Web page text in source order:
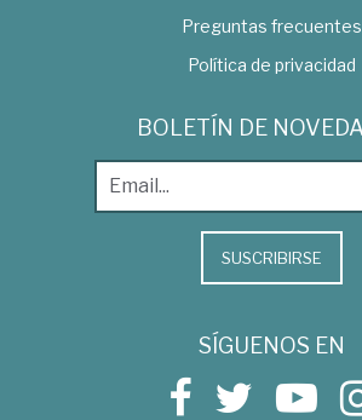
Preguntas frecuentes
Política de privacidad
BOLETÍN DE
SUSCRIBIRSE
SÍGUENOS EN